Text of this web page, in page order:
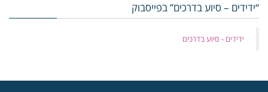
“ידידים – סיוע בדרכים” בפייסבוק
‏ידידים - סיוע בדרכים